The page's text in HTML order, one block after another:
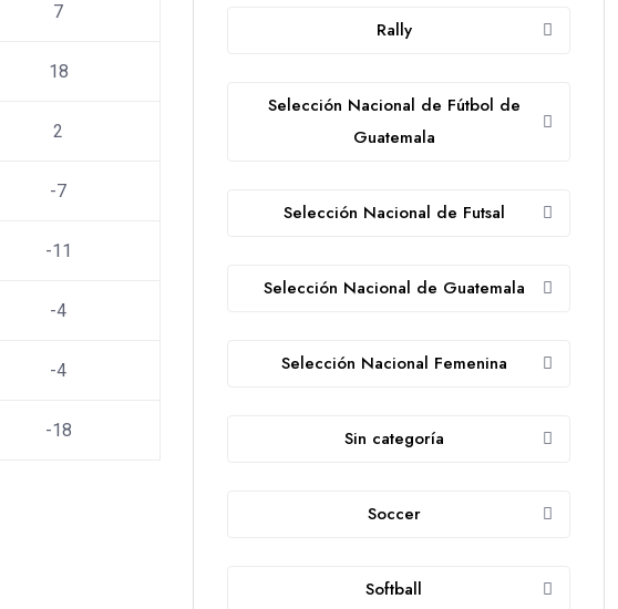
7
18
2
-7
-11
-4
-4
-18
Rally
Selección Nacional de Fútbol de
Guatemala
Selección Nacional de Futsal
Selección Nacional de Guatemala
Selección Nacional Femenina
Sin categoría
Soccer
Softball